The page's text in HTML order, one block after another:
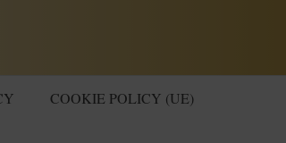
COOKIE POLICY (UE)